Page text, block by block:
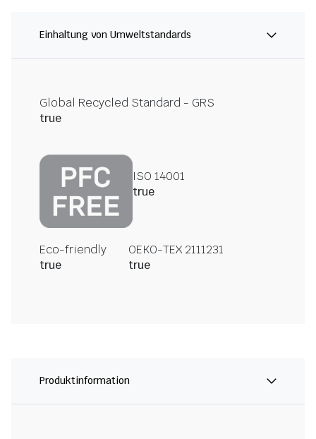
Einhaltung von Umweltstandards
Global Recycled Standard - GRS
true
ISO 14001
true
Eco-friendly
true
OEKO-TEX 2111231
true
Produktinformation